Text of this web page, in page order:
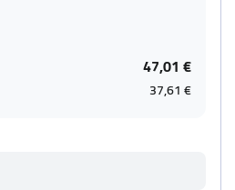
47,01 €
37,61 €